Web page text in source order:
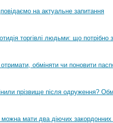
на актуальне запитання
торгівлі людьми: що потрібно
обміняти чи поновити
прізвище після одруження?
мати два діючих закордонних